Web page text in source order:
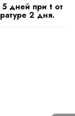
5 дней при t от
2 дня.